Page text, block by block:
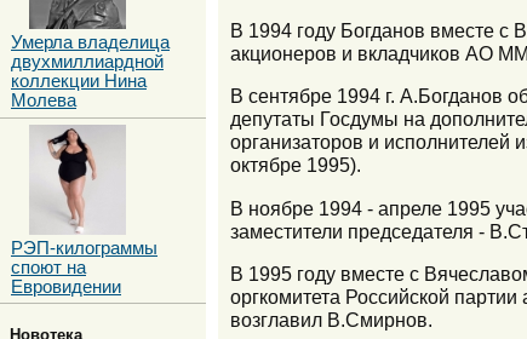
В 1994 году Богданов вместе
акционеров и вкладчиков АО
В сентябре 1994 г. А.Богданов
депутаты Госдумы на
организаторов и исполнителей
октябре 1995).
В ноябре 1994 - апреле 1995
заместители председателя -
В 1995 году вместе с
оргкомитета Российской
возглавил В.Смирнов.
Умерла владелица
двухмиллиардной
коллекции Нина
Молева
РЭП-килограммы
споют на
Евровидении
Новотека